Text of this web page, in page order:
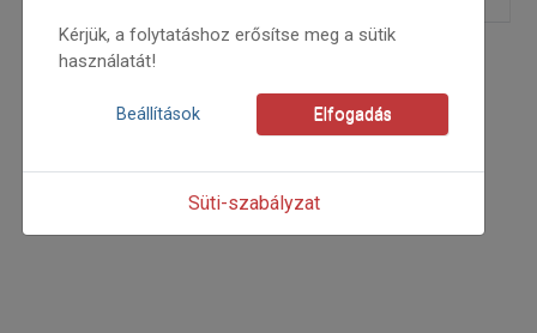
Kérjük, a folytatáshoz erősítse meg a sütik
használatát!
Beállítások Elfogadás
Süti-szabályzat